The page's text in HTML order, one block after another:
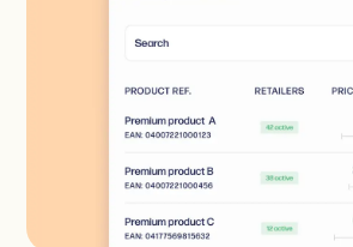
propres
mode